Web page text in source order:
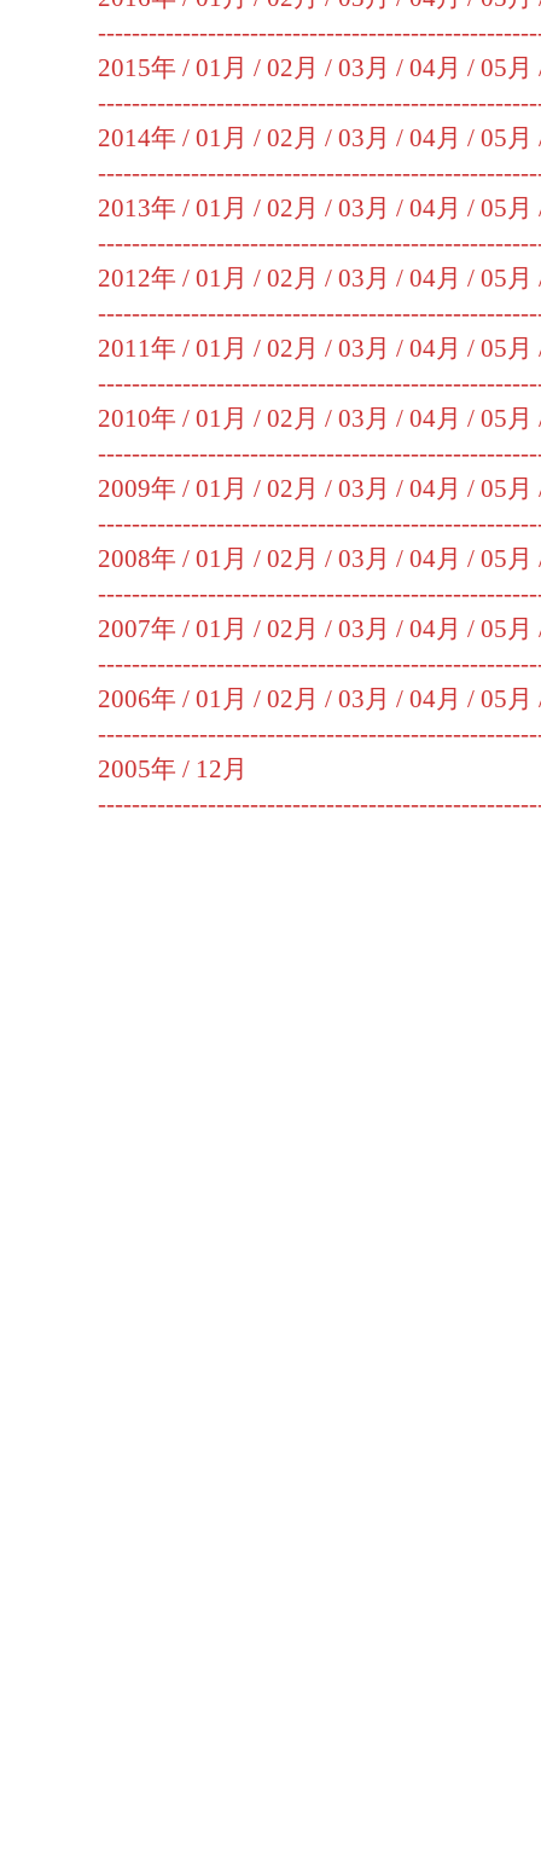
2015年 / 01月 / 02月 / 03月 / 04月 / 05月
2014年 / 01月 / 02月 / 03月 / 04月 / 05月
2013年 / 01月 / 02月 / 03月 / 04月 / 05月
2012年 / 01月 / 02月 / 03月 / 04月 / 05月
2011年 / 01月 / 02月 / 03月 / 04月 / 05月
2010年 / 01月 / 02月 / 03月 / 04月 / 05月
2009年 / 01月 / 02月 / 03月 / 04月 / 05月
2008年 / 01月 / 02月 / 03月 / 04月 / 05月
2007年 / 01月 / 02月 / 03月 / 04月 / 05月
2006年 / 01月 / 02月 / 03月 / 04月 / 05月
2005年 / 12月